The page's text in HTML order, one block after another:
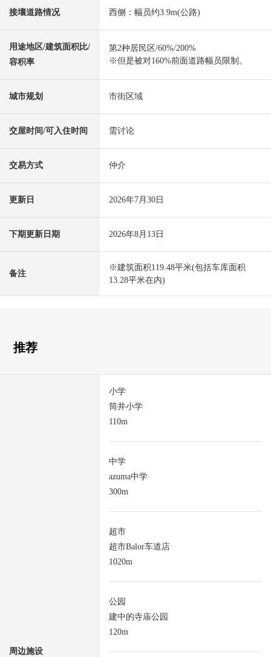
接壤道路情况 西侧：幅员约3.9m(公路)
用途地区/建筑面积比/
容积率
第2种居民区/60%/200%
※但是被对160%前面道路幅员限制。
城市规划 市街区域
交屋时间/可入住时间 需讨论
交易方式 仲介
更新日 2026年7月30日
下期更新日期 2026年8月13日
备注
※建筑面积119.48平米(包括车库面积
13.28平米在内)
推荐
周边施设
小学
筒井小学
110m
中学
azuma中学
300m
超市
超市Balor车道店
1020m
公园
建中的寺庙公园
120m